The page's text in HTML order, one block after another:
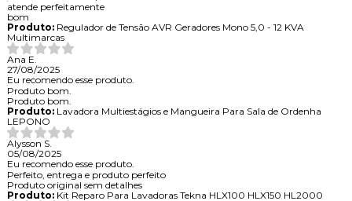
atende perfeitamente
bom
Produto:Regulador de Tensão AVR Geradores Mono 5,0 - 12 KVA
Multimarcas
Ana E.
27/08/2025
Eu recomendo esse produto.
Produto bom.
Produto bom.
Produto:Lavadora Multiestágios e Mangueira Para Sala de Ordenha
LEPONO
Alysson S.
05/08/2025
Eu recomendo esse produto.
Perfeito, entrega e produto perfeito
Produto original sem detalhes
Produto:Kit Reparo Para Lavadoras Tekna HLX100 HLX150 HL2000